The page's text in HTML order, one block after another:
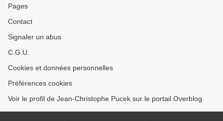
Pages
Contact
Signaler un abus
C.G.U.
Cookies et données personnelles
Préférences cookies
Voir le profil de Jean-Christophe Pucek sur le portail Overblog